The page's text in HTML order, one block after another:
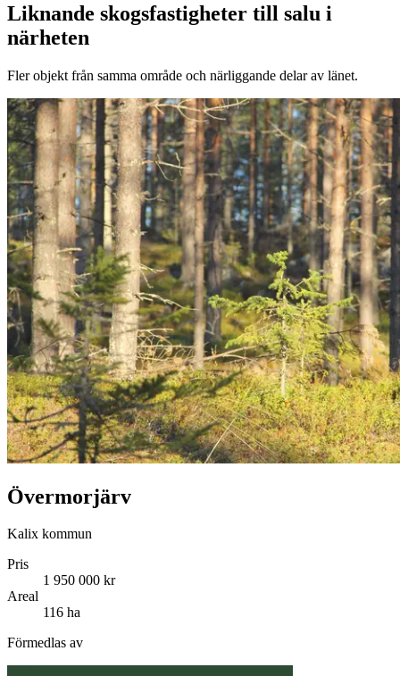
Liknande skogsfastigheter till salu i
närheten
Fler objekt från samma område och närliggande delar av länet.
Övermorjärv
Kalix kommun
Pris
1 950 000 kr
Areal
116 ha
Förmedlas av